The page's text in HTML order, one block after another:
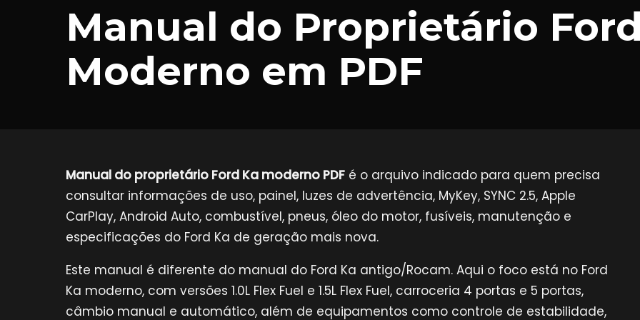
Manual do Proprietário
Moderno em PDF
Manual do proprietário Ford Ka moderno PDF é o arquivo indicado para quem precisa
consultar informações de uso, painel, luzes de advertência, MyKey, SYNC 2.5, Apple
CarPlay, Android Auto, combustível, pneus, óleo do motor, fusíveis, manutenção e
especificações do Ford Ka de geração mais nova.
Este manual é diferente do manual do Ford Ka antigo/Rocam. Aqui o foco está no Ford
Ka moderno, com versões 1.0L Flex Fuel e 1.5L Flex Fuel, carroceria 4 portas e 5 portas,
câmbio manual e automático, além de equipamentos como controle de estabilidade,